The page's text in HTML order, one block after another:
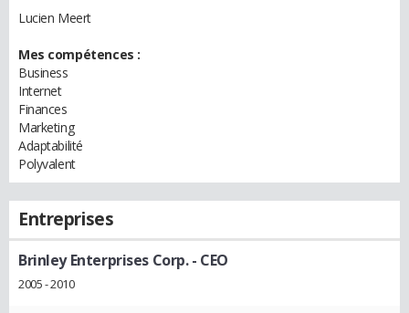
Lucien Meert
Mes compétences :
Business
Internet
Finances
Marketing
Adaptabilité
Polyvalent
Entreprises
Brinley Enterprises Corp.- CEO
2005 - 2010